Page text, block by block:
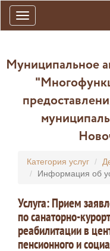
Toggle
navigation
Муниципальное
Категория услуг
Информация об
Услуга: Прием
по санаторно-
реабилитации в
пенсионного и